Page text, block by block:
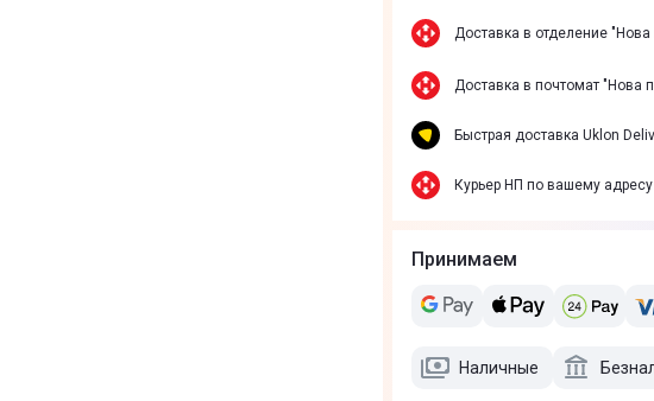
Доставка в отделение "Нова
Доставка в почтомат "Нова
Быстрая доставка Uklon
Курьер НП по вашему адресу
Принимаем
Наличные